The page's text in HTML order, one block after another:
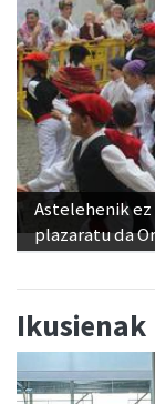
Astelehenik
plazaratu da
Ikusienak